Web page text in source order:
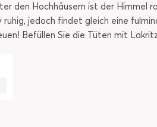
den Hochhäusern ist der Himmel
jedoch findet gleich eine
Befüllen Sie die Tüten mit